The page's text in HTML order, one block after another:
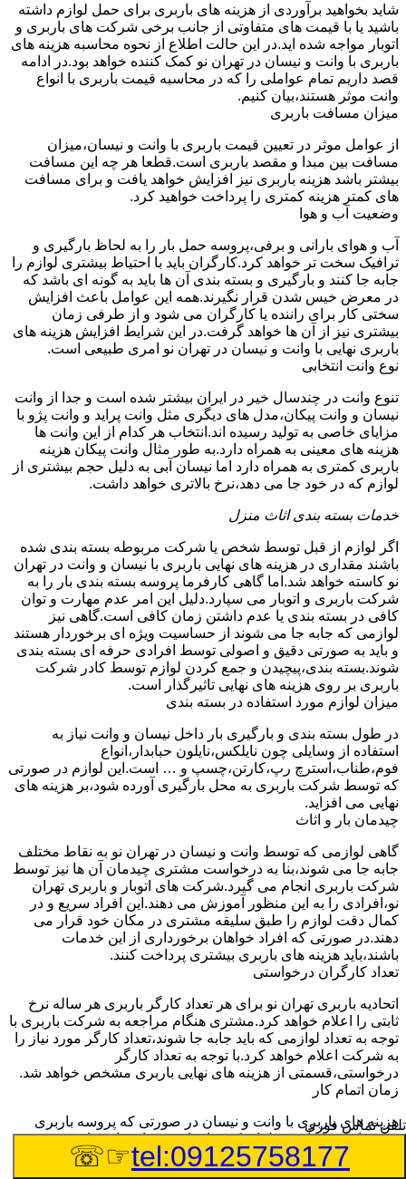
شاید بخواهید برآوردی از هزینه های باربری برای حمل لوازم داشته
باشید یا با قیمت های متفاوتی از جانب برخی شرکت های باربری و
اتوبار مواجه شده اید.در این حالت اطلاع از نحوه محاسبه هزینه های
باربری با وانت و نیسان در تهران نو کمک کننده خواهد بود.در ادامه
قصد داریم تمام عواملی را که در محاسبه قیمت باربری با انواع
وانت موثر هستند،بیان کنیم.
میزان مسافت باربری
از عوامل موثر در تعیین قیمت باربری با وانت و نیسان،میزان
مسافت بین مبدا و مقصد باربری است.قطعا هر چه این مسافت
بیشتر باشد هزینه باربری نیز افزایش خواهد یافت و برای مسافت
های کمتر هزینه کمتری را پرداخت خواهید کرد.
وضعیت آب و هوا
آب و هوای بارانی و برفی،پروسه حمل بار را به لحاظ بارگیری و
ترافیک سخت تر خواهد کرد.کارگران باید با احتیاط بیشتری لوازم را
جابه جا کنند و بارگیری و بسته بندی آن ها باید به گونه ای باشد که
در معرض خیس شدن قرار نگیرند.همه این عوامل باعث افزایش
سختی کار برای راننده یا کارگران می شود و از طرفی زمان
بیشتری نیز از آن ها خواهد گرفت.در این شرایط افزایش هزینه های
باربری نهایی با وانت و نیسان در تهران نو امری طبیعی است.
نوع وانت انتخابی
تنوع وانت در چندسال خیر در ایران بیشتر شده است و جدا از وانت
نیسان و وانت پیکان،مدل های دیگری مثل وانت پراید و وانت پژو با
مزایای خاصی به تولید رسیده اند.انتخاب هر کدام از این وانت ها
هزینه های معینی به همراه دارد.به طور مثال وانت پیکان هزینه
باربری کمتری به همراه دارد اما نیسان آبی به دلیل حجم بیشتری از
لوازم که در خود جا می دهد،نرخ بالاتری خواهد داشت.
خدمات بسته بندی اثاث منزل
اگر لوازم از قبل توسط شخص یا شرکت مربوطه بسته بندی شده
باشند مقداری در هزینه های نهایی باربری با نیسان و وانت در تهران
نو کاسته خواهد شد.اما گاهی کارفرما پروسه بسته بندی بار را به
شرکت باربری و اتوبار می سپارد.دلیل این امر عدم مهارت و توان
کافی در بسته بندی یا عدم داشتن زمان کافی است.گاهی نیز
لوازمی که جابه جا می شوند از حساسیت ویژه ای برخوردار هستند
و باید به صورتی دقیق و اصولی توسط افرادی حرفه ای بسته بندی
شوند.بسته بندی،پیچیدن و جمع کردن لوازم توسط کادر شرکت
باربری بر روی هزینه های نهایی تاثیرگذار است.
میزان لوازم مورد استفاده در بسته بندی
در طول بسته بندی و بارگیری بار داخل نیسان و وانت نیاز به
استفاده از وسایلی چون نایلکس،نایلون حبابدار،انواع
فوم،طناب،استرچ رپ،کارتن،چسپ و … است.این لوازم در صورتی
که توسط شرکت باربری به محل بارگیری آورده شود،بر هزینه های
نهایی می افزاید.
چیدمان بار و اثاث
گاهی لوازمی که توسط وانت و نیسان در تهران نو به نقاط مختلف
جابه جا می شوند،بنا به درخواست مشتری چیدمان آن ها نیز توسط
شرکت باربری انجام می گیرد.شرکت های اتوبار و باربری تهران
نو،افرادی را به این منظور آموزش می دهند.این افراد سریع و در
کمال دقت لوازم را طبق سلیقه مشتری در مکان خود قرار می
دهند.در صورتی که افراد خواهان برخورداری از این خدمات
باشند،باید هزینه های باربری بیشتری پرداخت کنند.
تعداد کارگران درخواستی
اتحادیه باربری تهران نو برای هر تعداد کارگر باربری هر ساله نرخ
ثابتی را اعلام خواهد کرد.مشتری هنگام مراجعه به شرکت باربری با
توجه به تعداد لوازمی که باید جابه جا شوند،تعداد کارگر مورد نیاز را
به شرکت اعلام خواهد کرد.با توجه به تعداد کارگر
درخواستی،قسمتی از هزینه های نهایی باربری مشخص خواهد شد.
زمان اتمام کار
هزینه های باربری با وانت و نیسان در صورتی که پروسه باربری
بیشتر از سه ساعت طول بکشد،افزایش خواهد یافت.این مدت
زمان به صورت استادندارد توسط اتحادیه باربری تعیین شده
است.عواملی مثل آب وهوا،ترافیک،شرایط جغرافیایی مبدا یا حجم
تلفن تماس فوری
tel:09125758177
☞☏